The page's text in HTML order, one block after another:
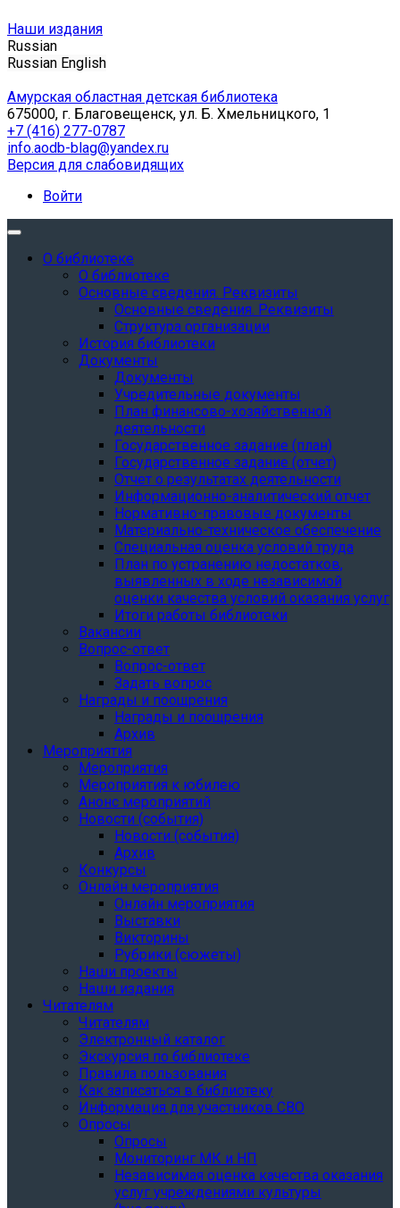
Наши издания
Russian
Russian English
Амурская областная детская библиотека
675000, г. Благовещенск, ул. Б. Хмельницкого, 1
+7 (416) 277-0787
info.aodb-blag@yandex.ru
Версия для слабовидящих
Войти
О библиотеке
О библиотеке
Основные сведения. Реквизиты
Основные сведения. Реквизиты
Структура организации
История библиотеки
Документы
Документы
Учредительные документы
План финансово-хозяйственной
деятельности
Государственное задание (план)
Государственное задание (отчет)
Отчет о результатах деятельности
Информационно-аналитический отчет
Нормативно-правовые документы
Материально-техническое обеспечение
Специальная оценка условий труда
План по устранению недостатков,
выявленных в ходе независимой
оценки качества условий оказания услуг
Итоги работы библиотеки
Вакансии
Вопрос-ответ
Вопрос-ответ
Задать вопрос
Награды и поощрения
Награды и поощрения
Архив
Мероприятия
Мероприятия
Мероприятия к юбилею
Анонс мероприятий
Новости (события)
Новости (события)
Архив
Конкурсы
Онлайн мероприятия
Онлайн мероприятия
Выставки
Викторины
Рубрики (сюжеты)
Наши проекты
Наши издания
Читателям
Читателям
Электронный каталог
Экскурсия по библиотеке
Правила пользования
Как записаться в библиотеку
Информация для участников СВО
Опросы
Опросы
Мониторинг МК и НП
Независимая оценка качества оказания
услуг учреждениями культуры